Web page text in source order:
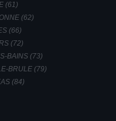
(61)
(62)
(66)
(72)
BAINS (73)
BRULE (79)
(84)